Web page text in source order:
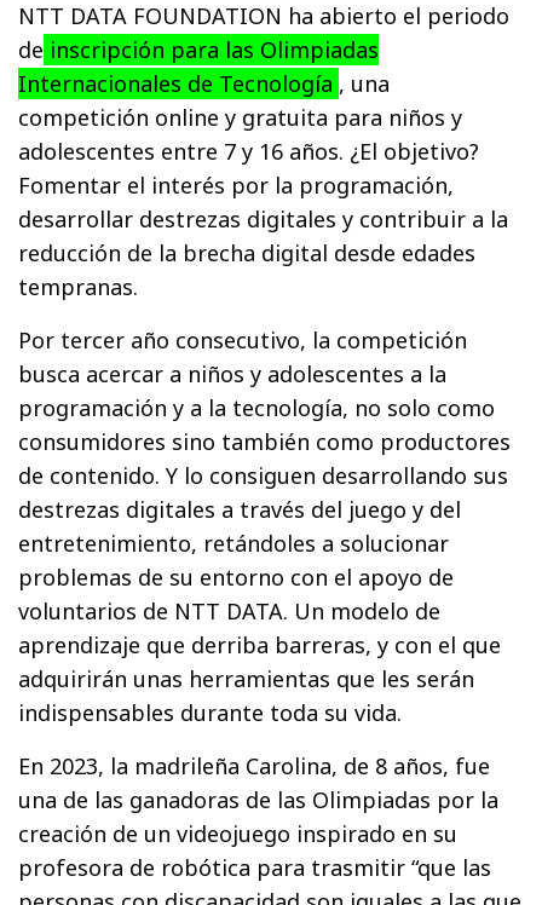
NTT DATA FOUNDATION ha abierto el periodo
de inscripción para las Olimpiadas
Internacionales de Tecnología , una
competición online y gratuita para niños y
adolescentes entre 7 y 16 años. ¿El objetivo?
Fomentar el interés por la programación,
desarrollar destrezas digitales y contribuir a la
reducción de la brecha digital desde edades
tempranas.
Por tercer año consecutivo, la competición
busca acercar a niños y adolescentes a la
programación y a la tecnología, no solo como
consumidores sino también como productores
de contenido. Y lo consiguen desarrollando sus
destrezas digitales a través del juego y del
entretenimiento, retándoles a solucionar
problemas de su entorno con el apoyo de
voluntarios de NTT DATA. Un modelo de
aprendizaje que derriba barreras, y con el que
adquirirán unas herramientas que les serán
indispensables durante toda su vida.
En 2023, la madrileña Carolina, de 8 años, fue
una de las ganadoras de las Olimpiadas por la
creación de un videojuego inspirado en su
profesora de robótica para trasmitir “que las